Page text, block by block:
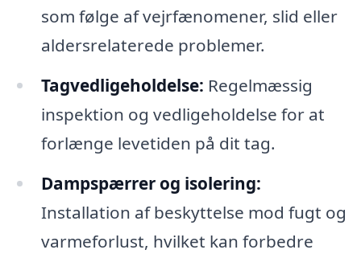
som følge af vejrfænomener, slid eller
aldersrelaterede problemer.
Tagvedligeholdelse: Regelmæssig
inspektion og vedligeholdelse for at
forlænge levetiden på dit tag.
Dampspærrer og isolering:
Installation af beskyttelse mod fugt og
varmeforlust, hvilket kan forbedre